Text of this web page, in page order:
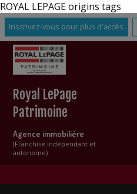
ROYAL LEPAGE origins tags
Inscrivez-vous pour plus d'accès
Royal LePage
Patrimoine
Agence immobilière
(Franchisé indépendant et
autonome)